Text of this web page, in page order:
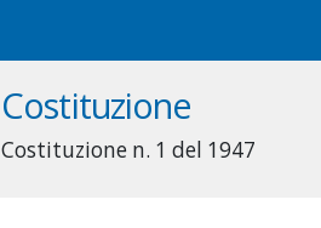
Costituzione
Costituzione n. 1 del 1947